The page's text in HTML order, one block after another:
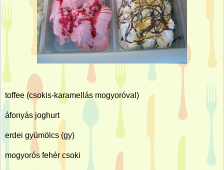
toffee (csokis-karamellás mogyoróval)
áfonyás joghurt
erdei gyümölcs (gy)
mogyorós fehér csoki